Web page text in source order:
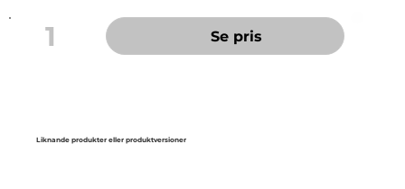
1 Se pris
Liknande produkter eller produktversioner